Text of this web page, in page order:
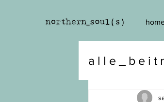
a l l e _ b e i t